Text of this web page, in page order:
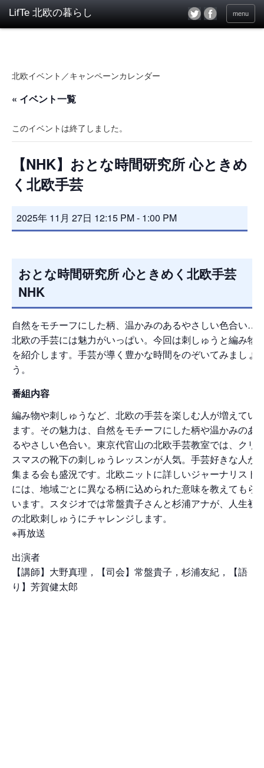
menu
北欧イベント／キャンペーンカレンダー
« イベント一覧
このイベントは終了しました。
【NHK】おとな時間研究所 心ときめ
く北欧手芸
2025年 11月 27日 12:15 PM- 1:00 PM
おとな時間研究所 心ときめく北欧手芸
NHK
自然をモチーフにした柄、温かみのあるやさしい色合い…
北欧の手芸には魅力がいっぱい。今回は刺しゅうと編み物
を紹介します。手芸が導く豊かな時間をのぞいてみましょ
う。
番組内容
編み物や刺しゅうなど、北欧の手芸を楽しむ人が増えてい
ます。その魅力は、自然をモチーフにした柄や温かみのあ
るやさしい色合い。東京代官山の北欧手芸教室では、クリ
スマスの靴下の刺しゅうレッスンが人気。手芸好きな人が
集まる会も盛況です。北欧ニットに詳しいジャーナリスト
には、地域ごとに異なる柄に込められた意味を教えてもら
います。スタジオでは常盤貴子さんと杉浦アナが、人生初
の北欧刺しゅうにチャレンジします。
※再放送
出演者
【講師】大野真理，【司会】常盤貴子，杉浦友紀，【語
り】芳賀健太郎